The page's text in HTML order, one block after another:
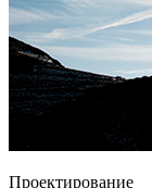
Проектирование